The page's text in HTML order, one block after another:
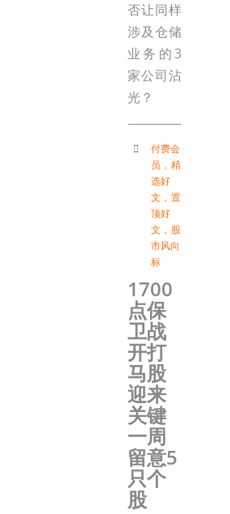
否让同样
涉及仓储
业务的3
家公司沾
光？
付费会
员 ， 精
选好
文 ， 置
顶好
文 ， 股
市风向
标
1700
点保
卫战
开打
马股
迎来
关键
一周
留意5
只个
股